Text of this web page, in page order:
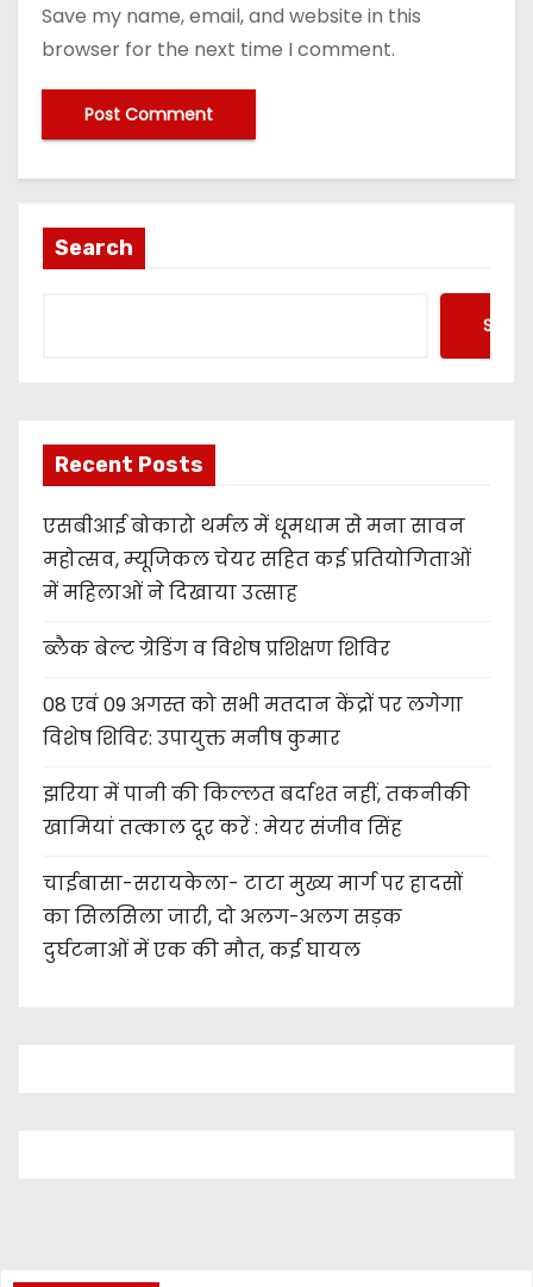
Save my name, email, and website in this
browser for the next time I comment.
Search
Recent Posts
एसबीआई बोकारो थर्मल में धूमधाम से मना सावन
महोत्सव, म्यूजिकल चेयर सहित कई प्रतियोगिताओं
में महिलाओं ने दिखाया उत्साह
ब्लैक बेल्ट ग्रेडिंग व विशेष प्रशिक्षण शिविर
08 एवं 09 अगस्त को सभी मतदान केंद्रों पर लगेगा
विशेष शिविर: उपायुक्त मनीष कुमार
झरिया में पानी की किल्लत बर्दाश्त नहीं, तकनीकी
खामियां तत्काल दूर करें : मेयर संजीव सिंह
चाईबासा-सरायकेला- टाटा मुख्य मार्ग पर हादसों
का सिलसिला जारी, दो अलग-अलग सड़क
दुर्घटनाओं में एक की मौत, कई घायल